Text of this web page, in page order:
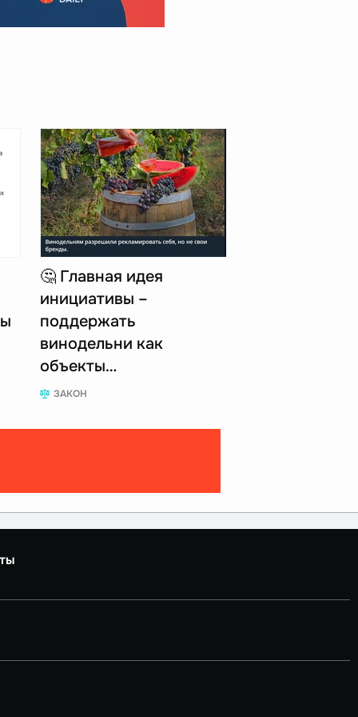
🤔 Главная идея
инициативы –
поддержать
винодельни как
объекты…
ЗАКОН